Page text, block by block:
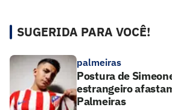
SUGERIDA PARA VOCÊ!
palmeiras
Postura de
estrangeiro
Palmeiras